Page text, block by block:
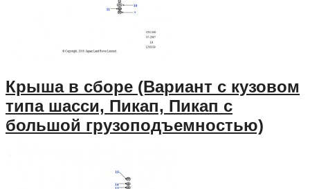
Крыша в сборе (Вариант с кузовом
типа шасси, Пикап, Пикап с
большой грузоподъемностью)